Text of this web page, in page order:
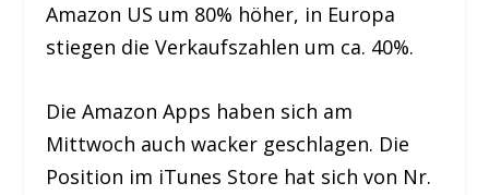
Amazon US um 80% höher, in Europa
stiegen die Verkaufszahlen um ca. 40%.
Die Amazon Apps haben sich am
Mittwoch auch wacker geschlagen. Die
Position im iTunes Store hat sich von Nr.